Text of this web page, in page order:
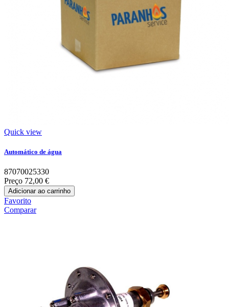
Quick view
Automático de água
87070025330
Preço 72,00 €
Adicionar ao carrinho
Favorito
Comparar